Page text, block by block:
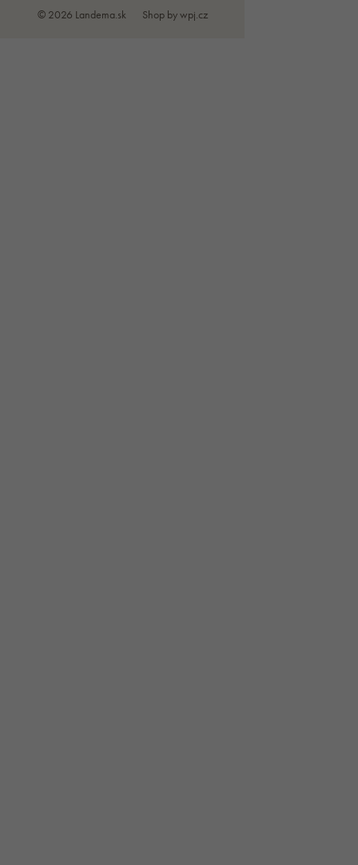
© 2026 Landema.sk Shop bywpj.cz